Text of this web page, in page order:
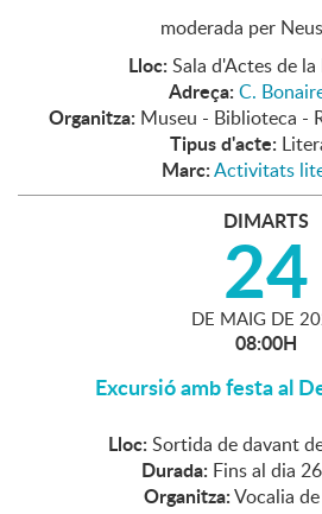
moderada per
Lloc: Sala d'Actes de
Adreça: C.
Organitza: Museu - Biblioteca -
Tipus d'acte:
Marc:Activitats
DIMARTS
24
DE MAIG DE
08:00H
Excursió amb festa al
Lloc: Sortida de davant
Durada: Fins al dia
Organitza:Vocalia